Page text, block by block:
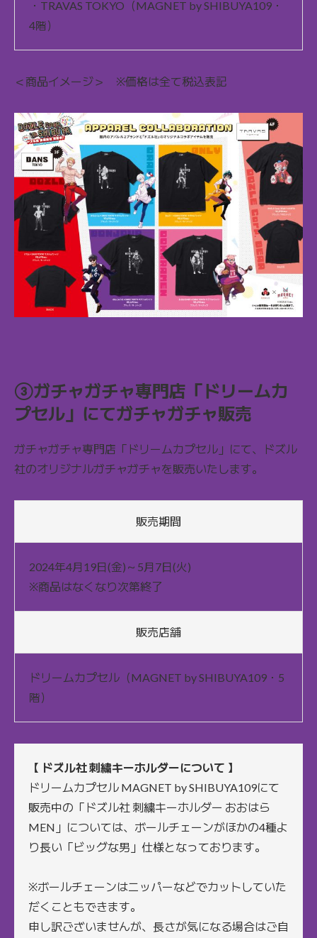
・TRAVAS TOKYO（MAGNET by SHIBUYA109・
4階）
＜商品イメージ＞ ※価格は全て税込表記
③ガチャガチャ専門店「ドリームカ
プセル」にてガチャガチャ販売
ガチャガチャ専門店「ドリームカプセル」にて、ドズル
社のオリジナルガチャガチャを販売いたします。
販売期間
2024年4月19日(金)～5月7日(火)
※商品はなくなり次第終了
販売店舗
ドリームカプセル（MAGNET by SHIBUYA109・5
階）
【 ドズル社 刺繍キーホルダーについて 】
ドリームカプセル MAGNET by SHIBUYA109にて
販売中の「ドズル社 刺繍キーホルダー おおはら
MEN」については、ボールチェーンがほかの4種よ
り長い「ビッグな男」仕様となっております。
※ボールチェーンはニッパーなどでカットしていた
だくこともできます。
申し訳ございませんが、長さが気になる場合はご自